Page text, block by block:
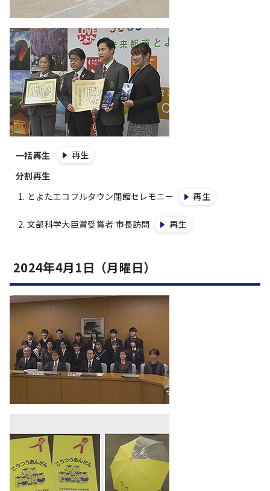
一括再生
再生
分割再生
とよたエコフルタウン閉館セレモニー
再生
文部科学大臣賞受賞者 市長訪問 再生
2024年4月1日（月曜日）